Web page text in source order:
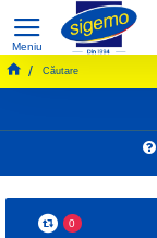
Căutare
0